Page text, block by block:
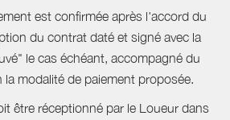
est confirmée après l'accord du
du contrat daté et signé avec la
le cas échéant, accompagné du
la modalité de paiement proposée.
être réceptionné par le Loueur dans